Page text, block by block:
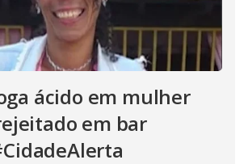
ácido em mulher
em bar